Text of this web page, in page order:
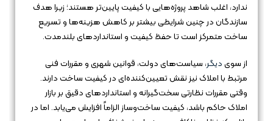
ندارد، اغلب شاهد پروژه‌هایی با کیفیت پایین‌تر هستند؛ زیرا هدف
سازندگان در چنین شرایطی بیشتر بر کاهش هزینه‌ها و تسریع
ساخت متمرکز است تا حفظ کیفیت و استانداردهای بلندمدت.
از سویدیگر، سیاست‌های دولت، قوانین شهری و مقررات فنی
مرتبط با املاک نیز نقش تعیین‌کننده‌ای در کیفیت ساخت دارند.
وقتی مقررات نظارتی سخت‌گیرانه و استانداردهای دقیق بر بازار
املاک حاکم باشد، کیفیت ساخت‌وساز الزاماً افزایش می‌یابد. اما در